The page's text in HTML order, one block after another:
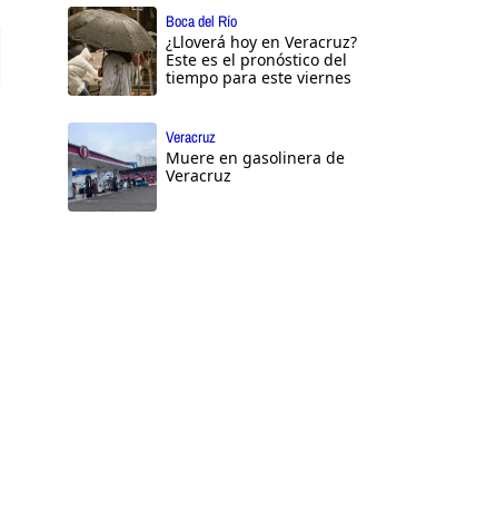
Boca del Río
¿Lloverá hoy en Veracruz?
Este es el pronóstico del
tiempo para este viernes
Veracruz
Muere en gasolinera de
Veracruz